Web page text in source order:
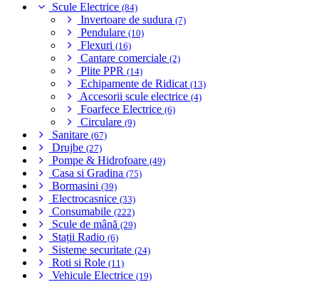
Scule Electrice (84)
Invertoare de sudura (7)
Pendulare (10)
Flexuri (16)
Cantare comerciale (2)
Plite PPR (14)
Echipamente de Ridicat (13)
Accesorii scule electrice (4)
Foarfece Electrice (6)
Circulare (9)
Sanitare (67)
Drujbe (27)
Pompe & Hidrofoare (49)
Casa si Gradina (75)
Bormasini (39)
Electrocasnice (33)
Consumabile (222)
Scule de mână (29)
Stații Radio (6)
Sisteme securitate (24)
Roti si Role (11)
Vehicule Electrice (19)